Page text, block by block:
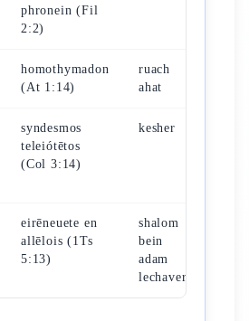
phronein (Fil
2:2)
homothymadon
(At 1:14)
ruach
ahat
syndesmos
teleiótētos
(Col 3:14)
kesher
eirēneuete en
allēlois (1Ts
5:13)
shalom
bein
adam
lechavero